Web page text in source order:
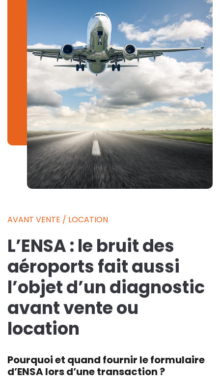
AVANT VENTE / LOCATION
L’ENSA : le bruit des
aéroports fait aussi
l’objet d’un diagnostic
avant vente ou
location
Pourquoi et quand fournir le formulaire
d’ENSA lors d’une transaction ?